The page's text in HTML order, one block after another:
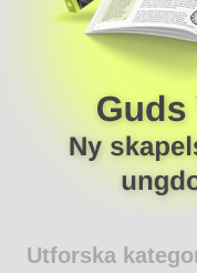
Utforska